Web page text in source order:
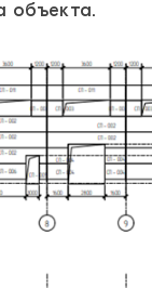
объекта.